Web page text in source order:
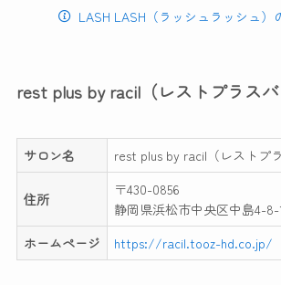
LASH LASH（ラッシュラッシュ）
rest plus by racil（レストプラスバ
サロン名 rest plus by racil（レストプ
住所
〒430-0856
静岡県浜松市中央区中島4-8-
ホームページ
https://racil.tooz-hd.co.jp/